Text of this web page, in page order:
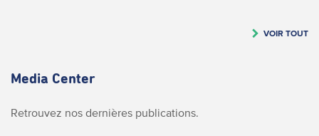
VOIR TOUT
Media Center
Retrouvez nos dernières publications.